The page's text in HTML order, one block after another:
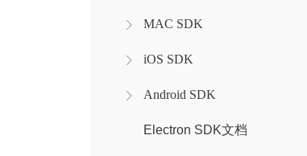
MAC SDK
iOS SDK
Android SDK
Electron SDK文档